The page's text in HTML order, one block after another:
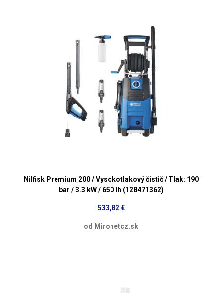
Nilfisk Premium 200 / Vysokotlakový čistič / Tlak: 190
bar / 3.3 kW / 650 lh (128471362)
533,82 €
od Mironetcz.sk